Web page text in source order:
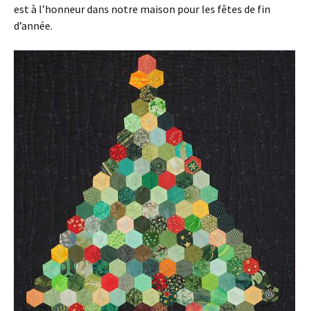
est à l’honneur dans notre maison pour les fêtes de fin
d’année.